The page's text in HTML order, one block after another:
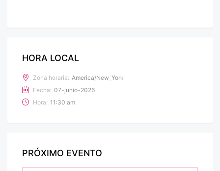
HORA LOCAL
Zona horaria: America/New_York
Fecha: 07-junio-2026
Hora: 11:30 am
PRÓXIMO EVENTO